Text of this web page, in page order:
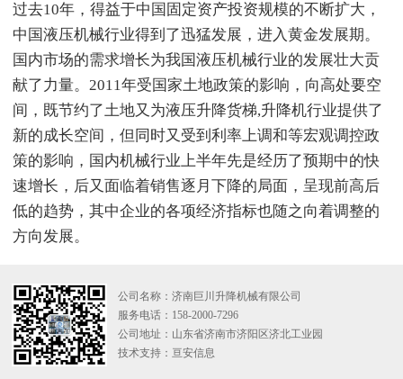
过去10年，得益于中国固定资产投资规模的不断扩大，
中国液压机械行业得到了迅猛发展，进入黄金发展期。
国内市场的需求增长为我国液压机械行业的发展壮大贡
献了力量。2011年受国家土地政策的影响，向高处要空
间，既节约了土地又为液压升降货梯,升降机行业提供了
新的成长空间，但同时又受到利率上调和等宏观调控政
策的影响，国内机械行业上半年先是经历了预期中的快
速增长，后又面临着销售逐月下降的局面，呈现前高后
低的趋势，其中企业的各项经济指标也随之向着调整的
方向发展。
公司名称：济南巨川升降机械有限公司
服务电话：158-2000-7296
公司地址：山东省济南市济阳区济北工业园
技术支持： 亘安信息